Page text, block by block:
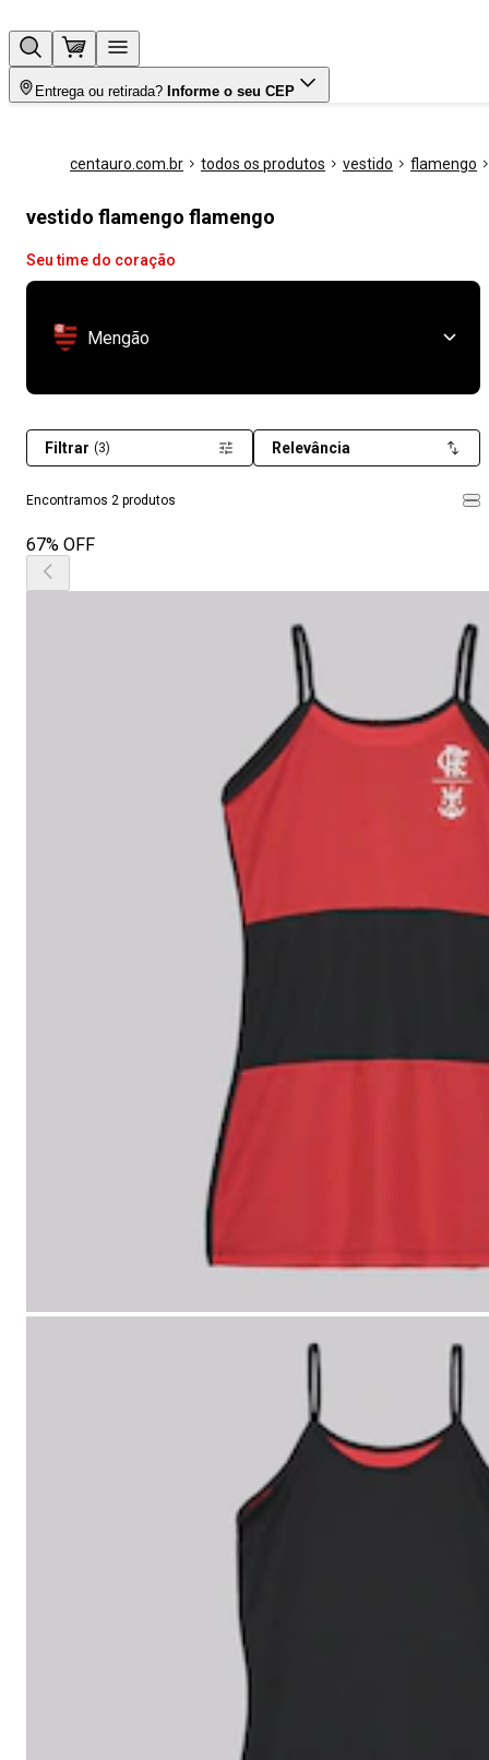
Entrega ou retirada? Informe o seu CEP
centauro.com.br todos os produtos vestido flamengo
vestido flamengo flamengo
Seu time do coração
Mengão
Encontramos 2 produtos
Filtrar (3) Relevância
67% OFF